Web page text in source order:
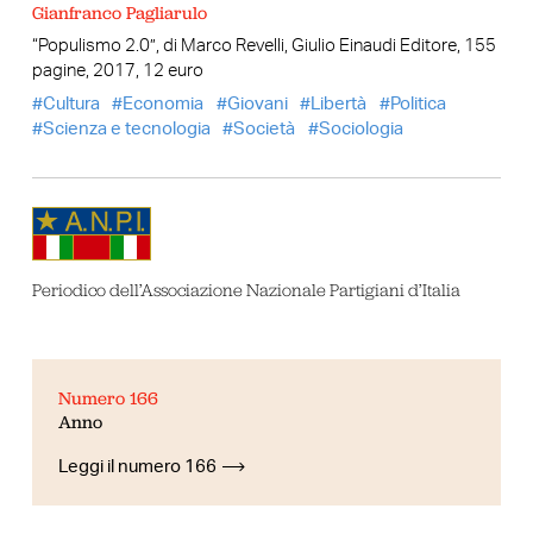
Gianfranco Pagliarulo
“Populismo 2.0”, di Marco Revelli, Giulio Einaudi Editore, 155
pagine, 2017, 12 euro
Cultura
Economia Giovani Libertà
Politica
Scienza e tecnologia
Società Sociologia
Periodico dell’Associazione Nazionale Partigiani d’Italia
Numero 166
Anno
Leggi il numero 166